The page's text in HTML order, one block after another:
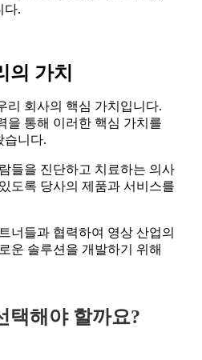
다.
의 가치
리 회사의 핵심 가치입니다.
을 통해 이러한 핵심 가치를
습니다.
들을 진단하고 치료하는 의사
도록 당사의 제품과 서비스를
너들과 협력하여 영상 산업의
운 솔루션을 개발하기 위해
택해야 할까요?